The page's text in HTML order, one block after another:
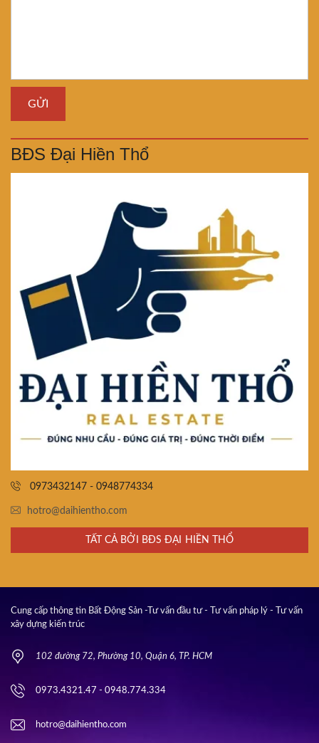
BĐS Đại Hiền Thổ
0973432147 - 0948774334
hotro@daihientho.com
TẤT CẢ BỞI BĐS ĐẠI HIỀN THỔ
Cung cấp thông tin Bất Động Sản -Tư vấn đầu tư - Tư vấn pháp lý - Tư vấn
xây dựng kiến trúc
102 đường 72, Phường 10, Quận 6, TP. HCM
0973.4321.47 - 0948.774.334
hotro@daihientho.com